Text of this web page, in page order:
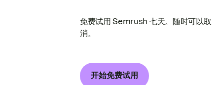
免费试用 Semrush 七天。随时可以取
消。
开始免费试用